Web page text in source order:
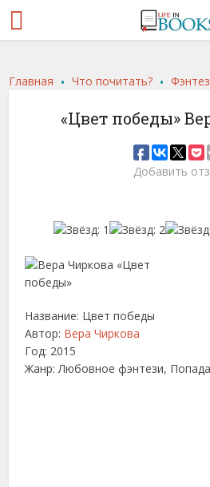
Главная .Что почитать? .
«Цвет победы»
Добавить
Название: Цвет победы
Автор: Вера Чиркова
Год: 2015
Жанр: Любовное фэнтези,